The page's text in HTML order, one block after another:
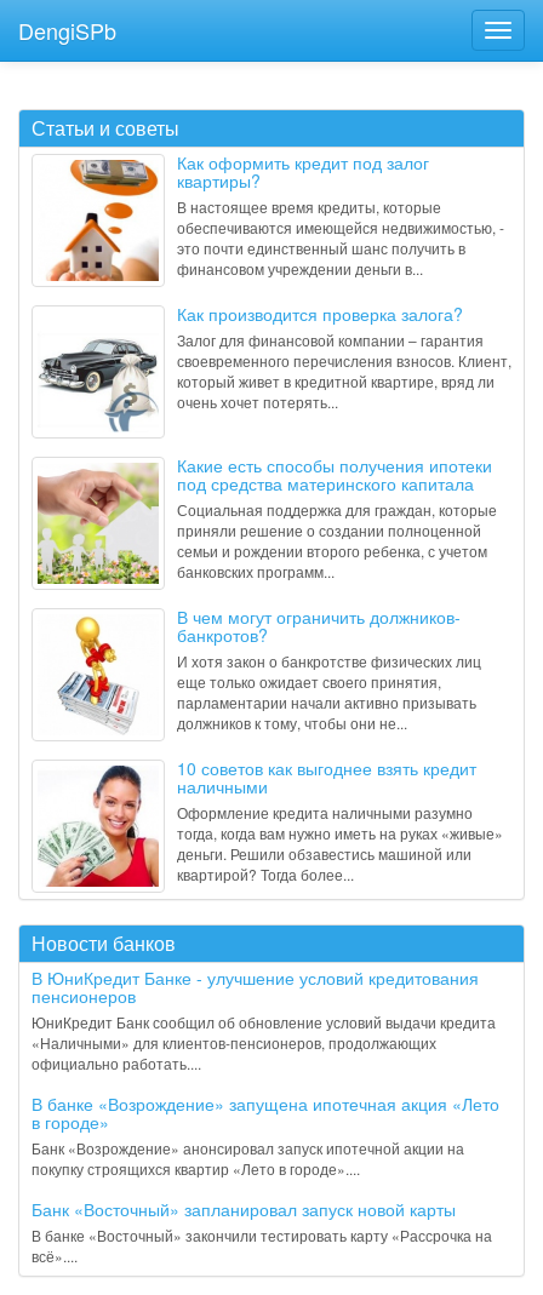
DengiSPb
Статьи и советы
Как оформить кредит под залог
квартиры?
В настоящее время кредиты, которые
обеспечиваются имеющейся недвижимостью, -
это почти единственный шанс получить в
финансовом учреждении деньги в...
Как производится проверка залога?
Залог для финансовой компании – гарантия
своевременного перечисления взносов. Клиент,
который живет в кредитной квартире, вряд ли
очень хочет потерять...
Какие есть способы получения ипотеки
под средства материнского капитала
Социальная поддержка для граждан, которые
приняли решение о создании полноценной
семьи и рождении второго ребенка, с учетом
банковских программ...
В чем могут ограничить должников-
банкротов?
И хотя закон о банкротстве физических лиц
еще только ожидает своего принятия,
парламентарии начали активно призывать
должников к тому, чтобы они не...
10 советов как выгоднее взять кредит
наличными
Оформление кредита наличными разумно
тогда, когда вам нужно иметь на руках «живые»
деньги. Решили обзавестись машиной или
квартирой? Тогда более...
Новости банков
В ЮниКредит Банке - улучшение условий кредитования
пенсионеров
ЮниКредит Банк сообщил об обновление условий выдачи кредита
«Наличными» для клиентов-пенсионеров, продолжающих
официально работать....
В банке «Возрождение» запущена ипотечная акция «Лето
в городе»
Банк «Возрождение» анонсировал запуск ипотечной акции на
покупку строящихся квартир «Лето в городе»....
Банк «Восточный» запланировал запуск новой карты
В банке «Восточный» закончили тестировать карту «Рассрочка на
всё»....